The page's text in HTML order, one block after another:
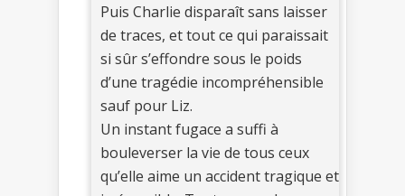
Puis Charlie disparaît sans laisser
de traces, et tout ce qui paraissait
si sûr s’effondre sous le poids
d’une tragédie incompréhensible
sauf pour Liz.
Un instant fugace a suffi à
bouleverser la vie de tous ceux
qu’elle aime un accident tragique et